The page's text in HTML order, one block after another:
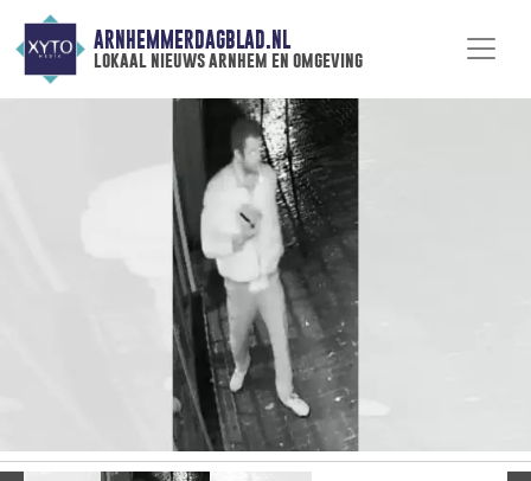
ARNHEMMERDAGBLAD.NL
lokaal nieuws arnhem en omgeving